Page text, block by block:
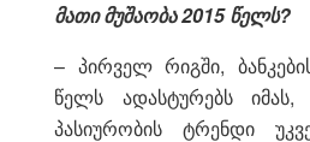
მათი მუშაობა 2015 წელს?
– პირველ რიგში,
წელს ადასტურებს
პასიურობის ტრენდი